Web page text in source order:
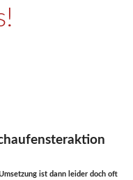
ist dann leider doch oft